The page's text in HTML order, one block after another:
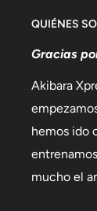
QUIÉNES
Gracias
Akibara
hemos ido
mucho el